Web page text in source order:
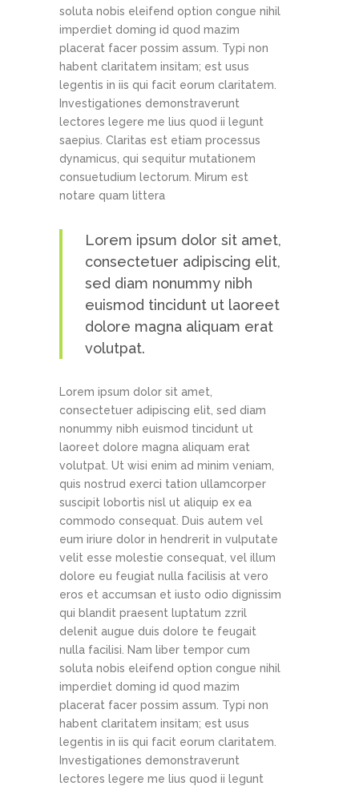
soluta nobis eleifend option congue nihil
imperdiet doming id quod mazim
placerat facer possim assum. Typi non
habent claritatem insitam; est usus
legentis in iis qui facit eorum claritatem.
Investigationes demonstraverunt
lectores legere me lius quod ii legunt
saepius. Claritas est etiam processus
dynamicus, qui sequitur mutationem
consuetudium lectorum. Mirum est
notare quam littera
Lorem ipsum dolor sit amet,
consectetuer adipiscing elit,
sed diam nonummy nibh
euismod tincidunt ut laoreet
dolore magna aliquam erat
volutpat.
Lorem ipsum dolor sit amet,
consectetuer adipiscing elit, sed diam
nonummy nibh euismod tincidunt ut
laoreet dolore magna aliquam erat
volutpat. Ut wisi enim ad minim veniam,
quis nostrud exerci tation ullamcorper
suscipit lobortis nisl ut aliquip ex ea
commodo consequat. Duis autem vel
eum iriure dolor in hendrerit in vulputate
velit esse molestie consequat, vel illum
dolore eu feugiat nulla facilisis at vero
eros et accumsan et iusto odio dignissim
qui blandit praesent luptatum zzril
delenit augue duis dolore te feugait
nulla facilisi. Nam liber tempor cum
soluta nobis eleifend option congue nihil
imperdiet doming id quod mazim
placerat facer possim assum. Typi non
habent claritatem insitam; est usus
legentis in iis qui facit eorum claritatem.
Investigationes demonstraverunt
lectores legere me lius quod ii legunt